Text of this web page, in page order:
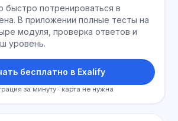
быстро потренироваться в
В приложении полные тесты на
модуля, проверка ответов и
уровень.
бесплатно в Exalify
за минуту · карта не нужна